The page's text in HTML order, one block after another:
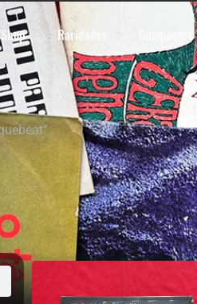
Shop Raridades Compactos